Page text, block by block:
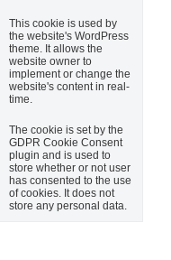
This cookie is used by
the website's WordPress
theme. It allows the
website owner to
implement or change the
website's content in real-
time.
The cookie is set by the
GDPR Cookie Consent
plugin and is used to
store whether or not user
has consented to the use
of cookies. It does not
store any personal data.